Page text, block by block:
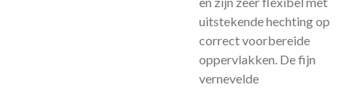
uitstekende hechting op
correct voorbereide
oppervlakken. De fijn
vernevelde